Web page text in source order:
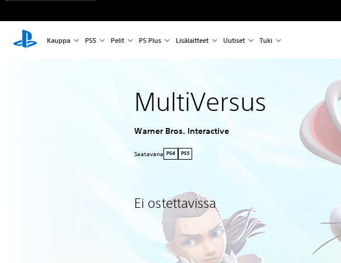
Kauppa PS5 Pelit PS Plus Lisälaitteet Uutiset Tuki
MultiVersus
Warner Bros. Interactive
Saatavana PS4 PS5
Ei ostettavissa